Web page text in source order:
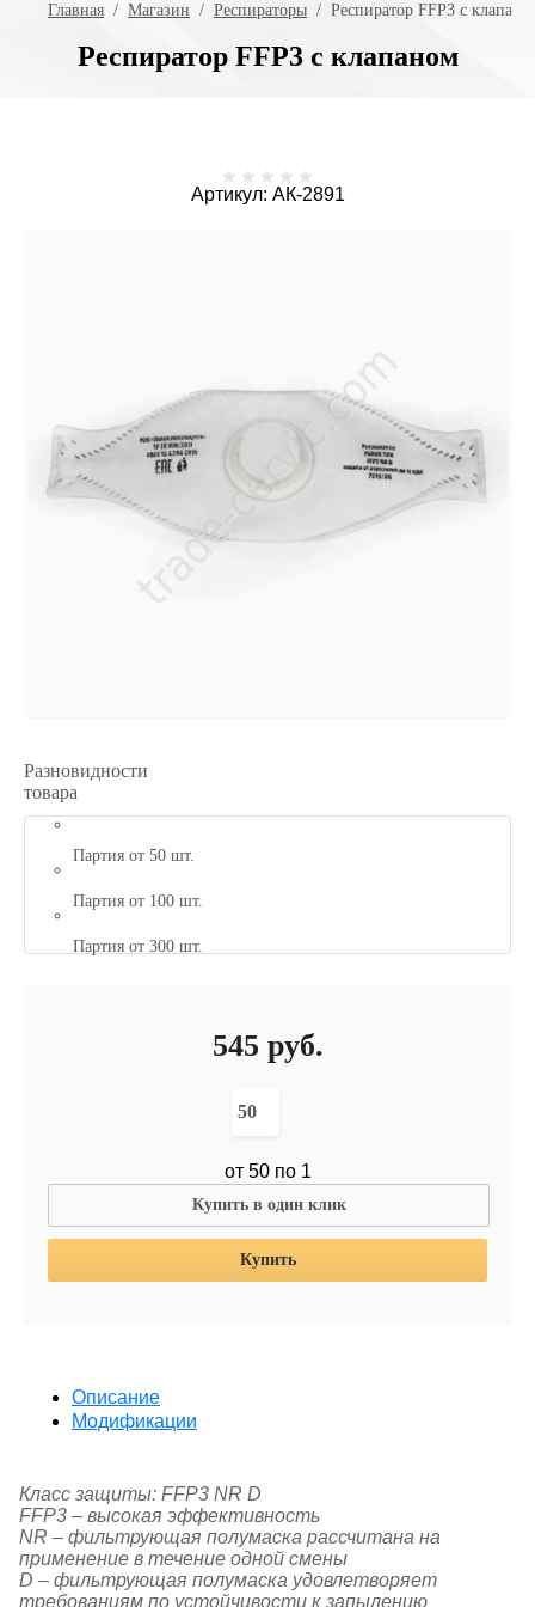
Главная
  /
Магазин
  /
Респираторы
/  Респиратор FFP3 с
Респиратор FFP3 с клапаном
Артикул: АК-2891
Разновидности
товара
Партия от 50 шт.
Партия от 100 шт.
Партия от 300 шт.
545 руб.
от 50 по 1
Купить в один клик
Купить
Описание
Модификации
Класс защиты: FFP3 NR D
FFP3 – высокая эффективность
NR – фильтрующая полумаска рассчитана на
применение в течение одной смены
D – фильтрующая полумаска удовлетворяет
требованиям по устойчивости к запылению